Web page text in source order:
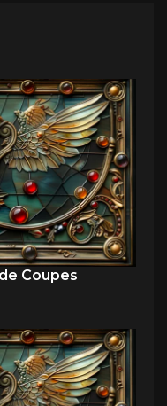
Coupes